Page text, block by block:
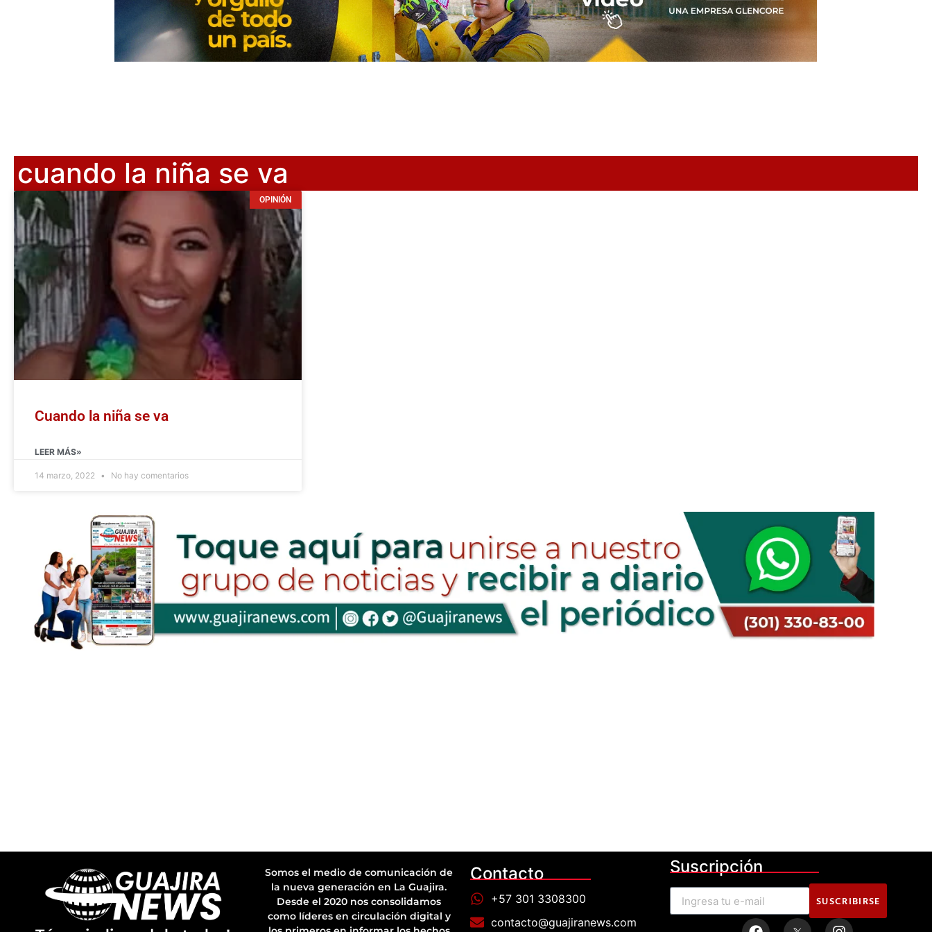
cuando la niña se va
OPINIÓN
Cuando la niña se va
LEER MÁS»
14 marzo, 2022 No hay comentarios
Somos el medio de comunicación de
la nueva generación en La Guajira.
Desde el 2020 nos consolidamos
como líderes en circulación digital y
Contacto
+57 301 3308300
contacto@guajiranews.com
Suscripción
SUSCRIBIRSE